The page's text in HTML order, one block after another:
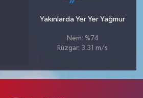
Yakınlarda Yer Yer Yağmur
Nem: %74
Rüzgar: 3.31 m/s